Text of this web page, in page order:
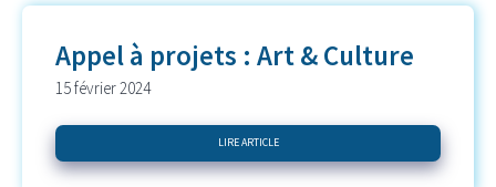
Appel à projets : Art & Culture
15 février 2024
LIRE ARTICLE